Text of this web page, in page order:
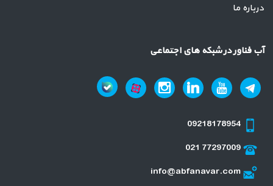
درباره ما
آب فناور در شبکه های اجتماعی
09218178954
021 77297009
info@abfanavar.com